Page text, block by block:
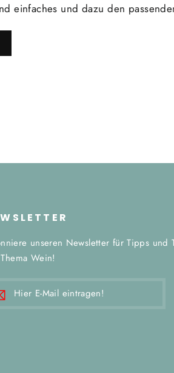
einfaches und dazu den
unseren Newsletter für Tipps und
Wein!